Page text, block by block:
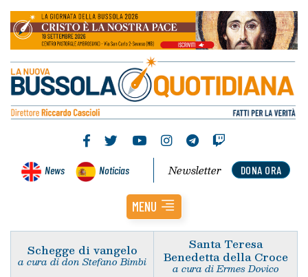
News Noticias DONA ORA
Newsletter
MENU
Schegge di vangelo
a cura di don Stefano Bimbi
Santa Teresa
Benedetta della Croce
a cura di Ermes Dovico